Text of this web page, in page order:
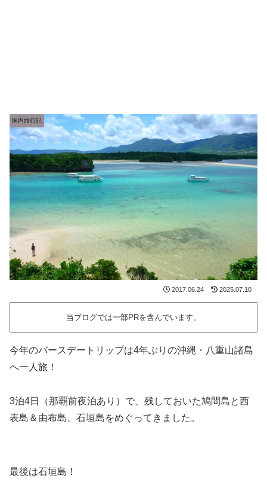
国内旅行記
2017.06.24 2025.07.10
当ブログでは一部PRを含んでいます。
今年のバースデートリップは4年ぶりの沖縄・八重山諸島
へ一人旅！
3泊4日（那覇前夜泊あり）で、残しておいた鳩間島と西
表島＆由布島、石垣島をめぐってきました。
最後は石垣島！